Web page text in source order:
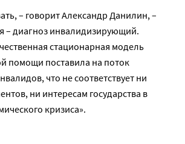
– говорит Александр Данилин, –
– диагноз инвалидизирующий.
стационарная модель
помощи поставила на поток
что не соответствует ни
ни интересам государства в
кризиса».